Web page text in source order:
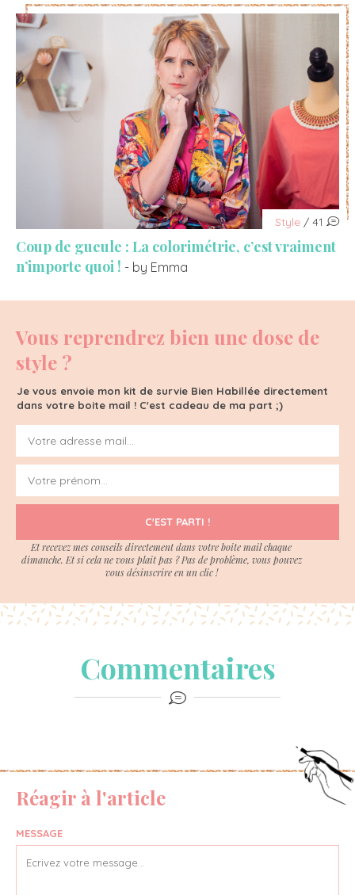
Style / 41
Coup de gueule : La colorimétrie, c’est vraiment
n’importe quoi ! - by Emma
Vous reprendrez bien une dose de
style ?
Je vous envoie mon kit de survie Bien Habillée directement
dans votre boite mail ! C'est cadeau de ma part ;)
C'EST PARTI !
Et recevez mes conseils directement dans votre boite mail chaque
dimanche. Et si cela ne vous plait pas ? Pas de problème, vous pouvez
vous désinscrire en un clic !
Commentaires
Réagir à l'article
MESSAGE